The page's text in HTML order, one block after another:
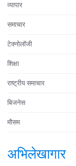
व्यापार
समाचार
टेक्नोलॉजी
शिक्षा
राष्ट्रीय समाचार
बिजनेस
मौसम
अभिलेखागार